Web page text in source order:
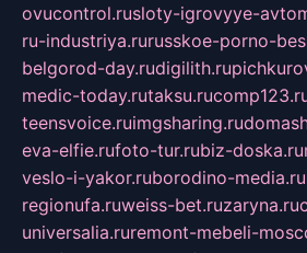
ovucontrol.rusloty-igrovyye-
ru-industriya.rurusskoe-porno-
belgorod-day.rudigilith.ru
medic-today.rutaksu.ru
teensvoice.ruimgsharing.ru
eva-elfie.rufoto-tur.rubiz-doska.ru
veslo-i-yakor.ruborodino-media.ru
regionufa.ruweiss-bet.ruzaryna.ru
universalia.ruremont-mebeli-